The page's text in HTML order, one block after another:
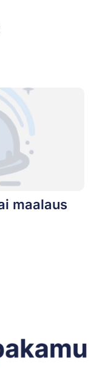
maalaus